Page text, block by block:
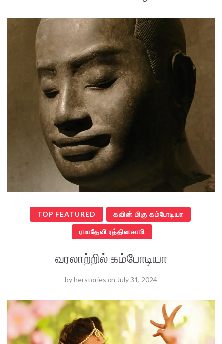
TOP FEATURED கவின் மிகு கம்போடியா
ரமாதேவி ரத்தினசாமி
வரலாற்றில் கம்போடியா
byherstories on July 31, 2024